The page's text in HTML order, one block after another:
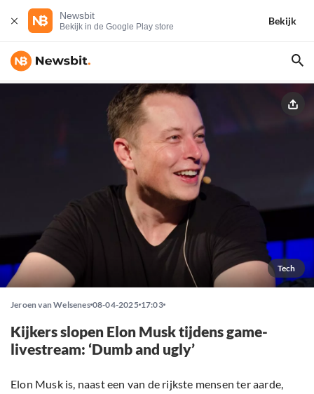
Newsbit
Bekijk in de Google Play store
Bekijk
Tech
Jeroen van Welsenes 08-04-2025 17:03
Kijkers slopen Elon Musk tijdens game-
livestream: ‘Dumb and ugly’
Elon Musk is, naast een van de rijkste mensen ter aarde,